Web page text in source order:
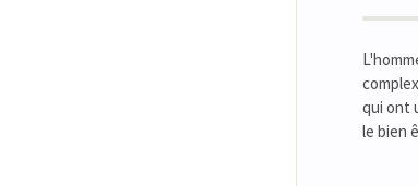
qui ont
le bien